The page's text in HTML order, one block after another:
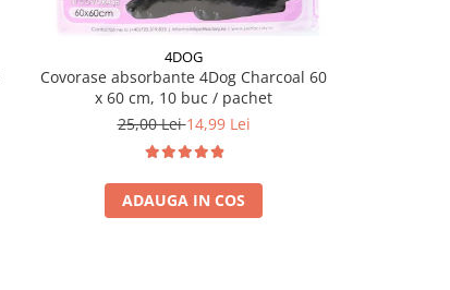
4DOG
Covorase absorbante 4Dog Charcoal 60
x 60 cm, 10 buc / pachet
25,00 Lei14,99 Lei
ADAUGA IN COS